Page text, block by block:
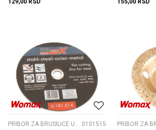
129,00 RSD 155,00 RSD
0101515